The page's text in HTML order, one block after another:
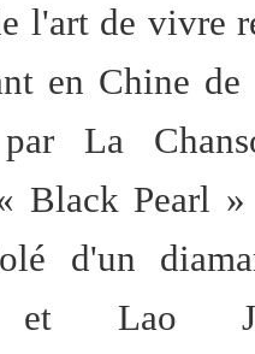
l'art de vivre
en Chine
La
Black Pearl
d'un
et Lao